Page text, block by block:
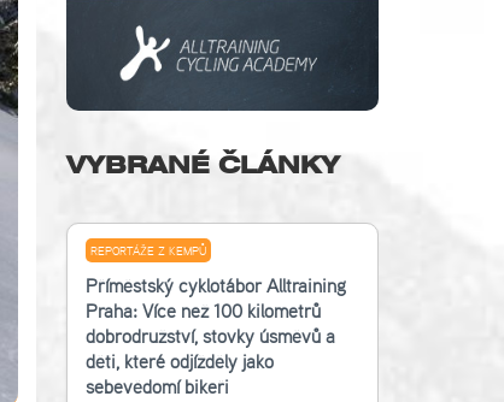
VYBRANÉ ČLÁNKY
REPORTÁŽE Z KEMPŮ
Příměstský cyklotábor Alltraining
Praha: Více než 100 kilometrů
dobrodružství, stovky úsměvů a
děti, které odjížděly jako
sebevědomí bikeři